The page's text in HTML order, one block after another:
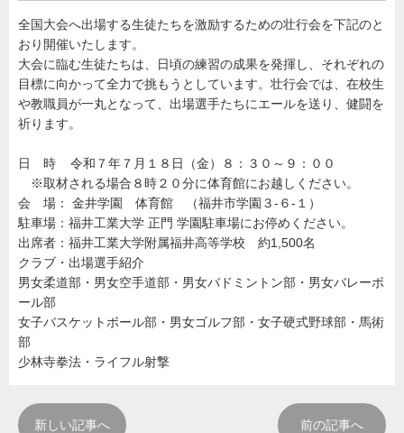
ェ
る
ェ
す
る
全国大会へ出場する生徒たちを激励するための壮行会を下記のと
おり開催いたします。
大会に臨む生徒たちは、日頃の練習の成果を発揮し、それぞれの
目標に向かって全力で挑もうとしています。壮行会では、在校生
や教職員が一丸となって、出場選手たちにエールを送り、健闘を
祈ります。
日 時 令和７年７月１８日（金）８：３０～９：００
※取材される場合８時２０分に体育館にお越しください。
会 場： 金井学園 体育館 （福井市学園３-６-１）
駐車場：福井工業大学 正門 学園駐車場にお停めください。
出席者：福井工業大学附属福井高等学校 約1,500名
クラブ・出場選手紹介
男女柔道部・男女空手道部・男女バドミントン部・男女バレーボ
ール部
女子バスケットボール部・男女ゴルフ部・女子硬式野球部・馬術
部
少林寺拳法・ライフル射撃
新しい記事へ 前の記事へ